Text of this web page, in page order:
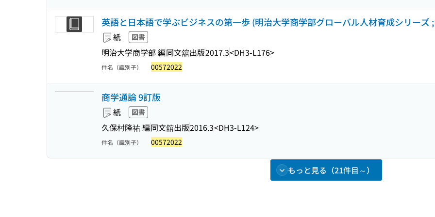
英語と日本語で学ぶビジネスの第一歩 (明治大学商学部グローバル人材育成シリーズ
紙 図書
明治大学商学部 編同文舘出版2017.3<DH3-L176>
件名（識別子） 00572022
商学通論 9訂版
紙 図書
久保村隆祐 編同文舘出版2016.3<DH3-L124>
件名（識別子） 00572022
もっと見る（21件目～）